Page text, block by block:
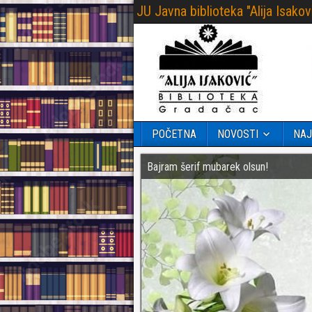
JU Javna biblioteka "Alija
POČETNA NOVOSTI
Bajram šerif mubarek olsun!
Završeni Kikićevi susreti 2026